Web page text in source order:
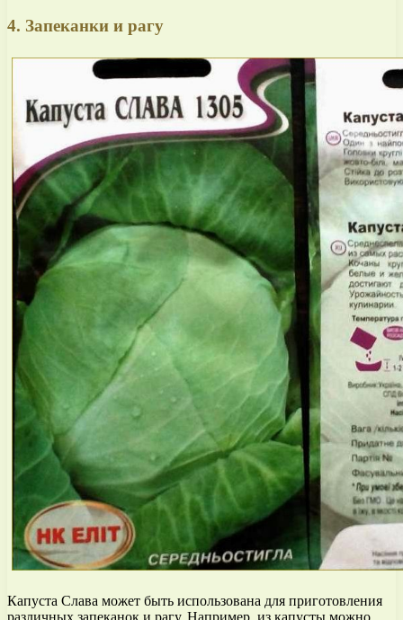
4. Запеканки и рагу
Капуста Слава может быть использована для приготовления
различных запеканок и рагу. Например, из капусты можно